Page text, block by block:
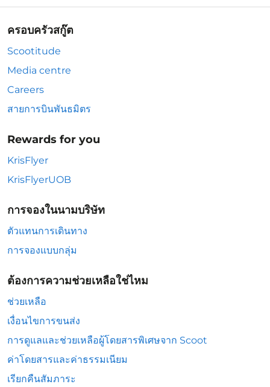
ครอบครัวสกู๊ต
Scootitude
Media centre
Careers
สายการบินพันธมิตร
Rewards for you
KrisFlyer
KrisFlyerUOB
การจองในนามบริษัท
ตัวแทนการเดินทาง
การจองแบบกลุ่ม
ต้องการความช่วยเหลือใช่ไหม
ช่วยเหลือ
เงื่อนไขการขนส่ง
การดูแลและช่วยเหลือผู้โดยสารพิเศษจาก Scoot
ค่าโดยสารและค่าธรรมเนียม
เรียกคืนสัมภาระ